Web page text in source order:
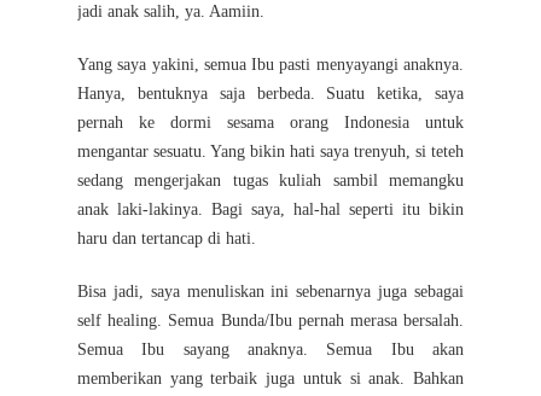
jadi anak salih, ya. Aamiin.
Yang saya yakini, semua Ibu pasti menyayangi anaknya.
Hanya, bentuknya saja berbeda. Suatu ketika, saya
pernah ke dormi sesama orang Indonesia untuk
mengantar sesuatu. Yang bikin hati saya trenyuh, si teteh
sedang mengerjakan tugas kuliah sambil memangku
anak laki-lakinya. Bagi saya, hal-hal seperti itu bikin
haru dan tertancap di hati.
Bisa jadi, saya menuliskan ini sebenarnya juga sebagai
self healing. Semua Bunda/Ibu pernah merasa bersalah.
Semua Ibu sayang anaknya. Semua Ibu akan
memberikan yang terbaik juga untuk si anak. Bahkan